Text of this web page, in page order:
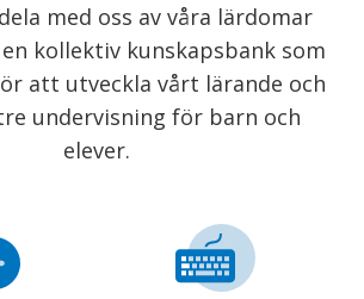
med oss av våra lärdomar
kollektiv kunskapsbank som
att utveckla vårt lärande och
undervisning för barn och
elever.